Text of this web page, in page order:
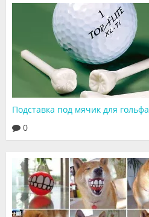
Специалисты
Галерея
Лаборатории
Подставка под мячик для гольфа
0